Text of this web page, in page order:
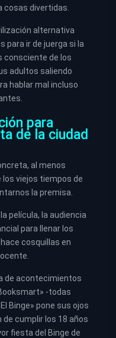
cosas divertidas.
alternativa
ir de juerga si la
consciente de los
adultos saliendo
hablar mal incluso
para
de la ciudad
al menos
viejos tiempos de
la premisa.
película, la audiencia
para llenar los
cosquillas en
de acontecimientos
-todas
Binge» pone sus ojos
de cumplir los 18 años
fiesta del Binge de